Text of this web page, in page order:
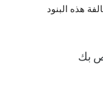
هذه البنود
بك